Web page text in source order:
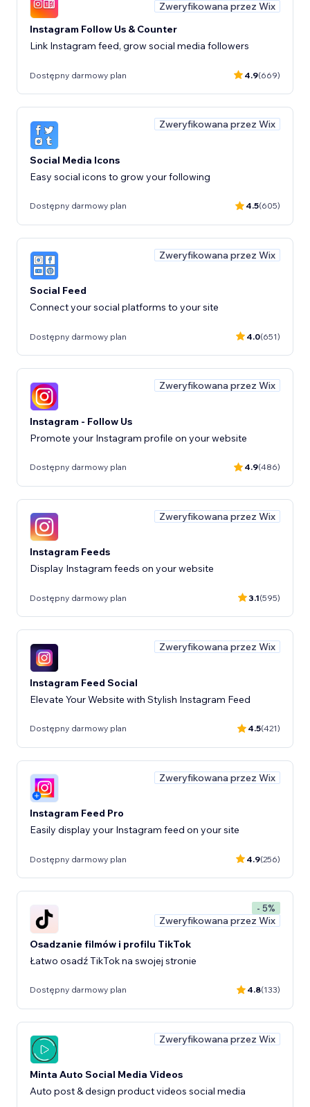
Zweryfikowana przez Wix
Instagram Follow Us & Counter
Link Instagram feed, grow social media followers
Dostępny darmowy plan 4.9(669)
Zweryfikowana przez Wix
Social Media Icons
Easy social icons to grow your following
Dostępny darmowy plan 4.5(605)
Zweryfikowana przez Wix
Social Feed
Connect your social platforms to your site
Dostępny darmowy plan 4.0(651)
Zweryfikowana przez Wix
Instagram - Follow Us
Promote your Instagram profile on your website
Dostępny darmowy plan 4.9(486)
Zweryfikowana przez Wix
Instagram Feeds
Display Instagram feeds on your website
Dostępny darmowy plan 3.1(595)
Zweryfikowana przez Wix
Instagram Feed Social
Elevate Your Website with Stylish Instagram Feed
Dostępny darmowy plan 4.5(421)
Zweryfikowana przez Wix
Instagram Feed Pro
Easily display your Instagram feed on your site
Dostępny darmowy plan 4.9(256)
- 5%
Zweryfikowana przez Wix
Osadzanie filmów i profilu TikTok
Łatwo osadź TikTok na swojej stronie
Dostępny darmowy plan 4.8(133)
Zweryfikowana przez Wix
Minta Auto Social Media Videos
Auto post & design product videos social media